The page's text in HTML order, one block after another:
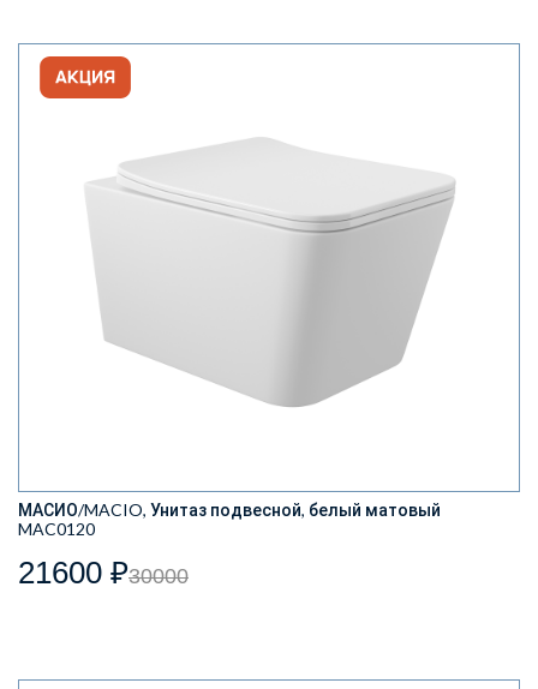
МАСИО/MACIO, Унитаз подвесной, белый матовый
MAC0120
21600 ₽30000